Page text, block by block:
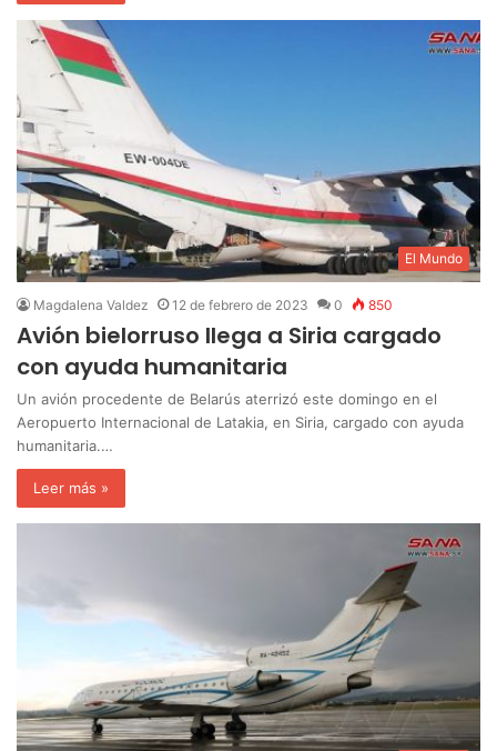
El Mundo
Magdalena Valdez 12 de febrero de 2023 0 850
Avión bielorruso llega a Siria cargado
con ayuda humanitaria
Un avión procedente de Belarús aterrizó este domingo en el
Aeropuerto Internacional de Latakia, en Siria, cargado con ayuda
humanitaria.…
Leer más »